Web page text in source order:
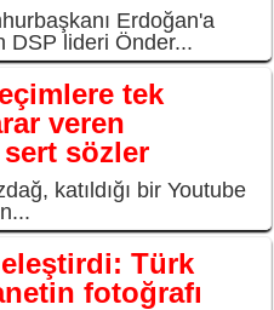
Erdoğan'a
DSP lideri Önder...
tek
veren
sözler
katıldığı bir Youtube
Türk
fotoğrafı